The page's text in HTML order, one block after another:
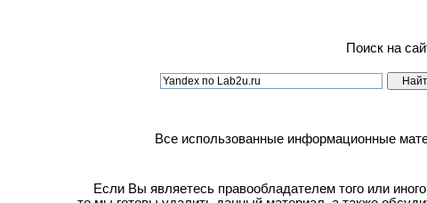
Поиск на
Все использованные информационные
Если Вы являетесь правообладателем того или